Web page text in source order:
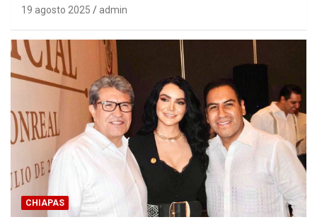
19 agosto 2025 admin
CHIAPAS